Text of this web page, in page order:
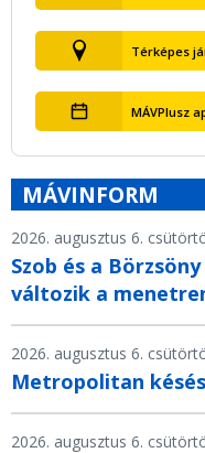
Térképes
MÁVPlusz
MÁVINFORM
2026. augusztus 6.
Szob és a
változik a
2026. augusztus 6.
Metropolitan
2026. augusztus 6.